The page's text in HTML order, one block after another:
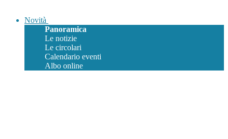
Novità
Panoramica
Le notizie
Le circolari
Calendario eventi
Albo online